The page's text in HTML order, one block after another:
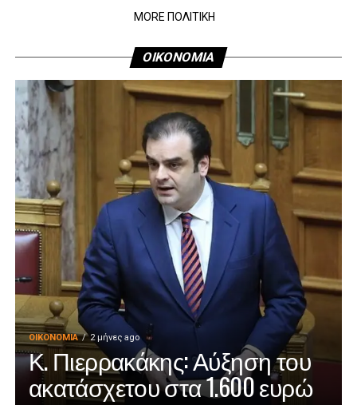
MORE ΠΟΛΙΤΙΚΗ
ΟΙΚΟΝΟΜΙΑ
ΟΙΚΟΝΟΜΊΑ 2 μήνες ago
Κ. Πιερρακάκης: Αύξηση του
ακατάσχετου στα 1.600 ευρώ